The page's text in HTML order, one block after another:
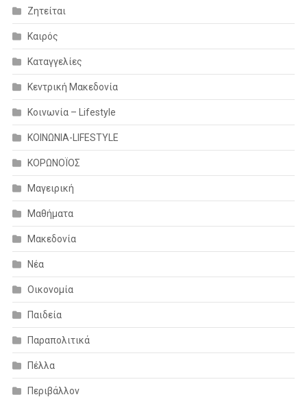
Ζητείται
Καιρός
Καταγγελίες
Κεντρική Μακεδονία
Κοινωνία – Lifestyle
ΚΟΙΝΩΝΙΑ-LIFESTYLE
ΚΟΡΩΝΟΪΟΣ
Μαγειρική
Μαθήματα
Μακεδονία
Νέα
Οικονομία
Παιδεία
Παραπολιτικά
Πέλλα
Περιβάλλον